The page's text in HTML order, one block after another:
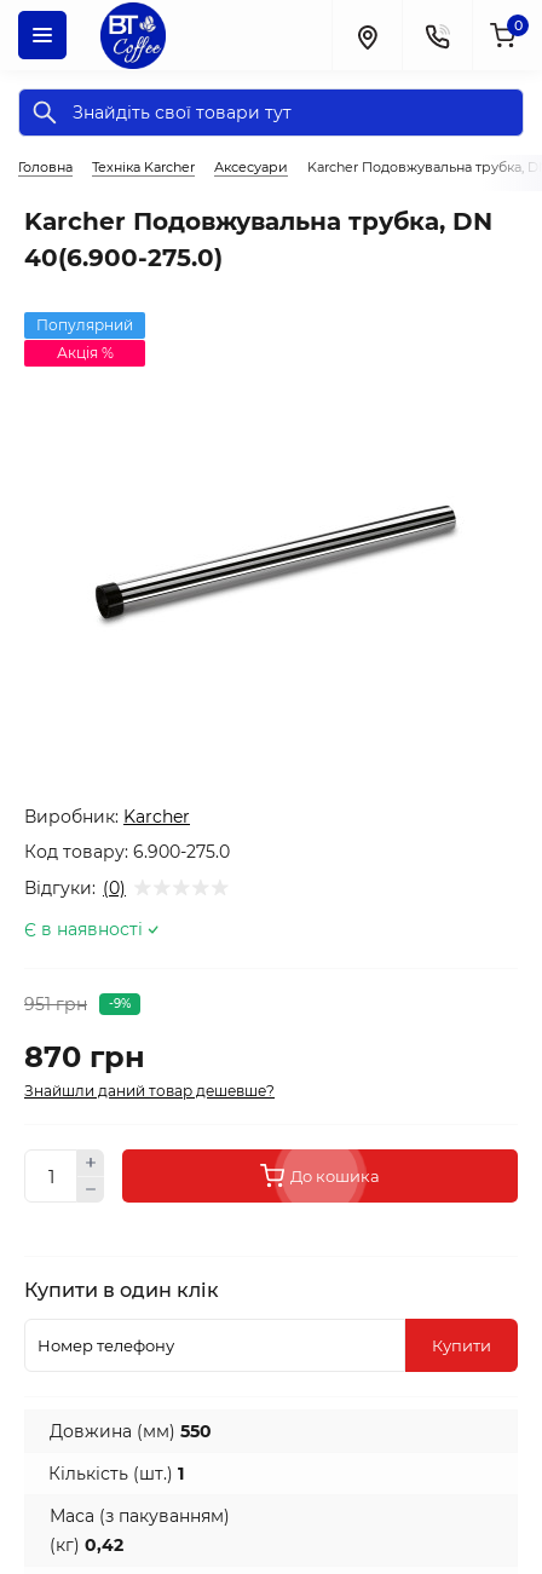
0
Головна Техніка Karcher Аксесуари Karcher Подовжувальна трубка,
Karcher Подовжувальна трубка, DN
40(6.900-275.0)
Популярний
Акція %
Виробник: Karcher
Код товару: 6.900-275.0
Відгуки: (0)
Є в наявності
951 грн -9%
870 грн
Знайшли даний товар дешевше?
До кошика
Купити в один клік
Купити
Довжина (мм) 550
Кількість (шт.) 1
Маса (з пакуванням)
(кг) 0,42